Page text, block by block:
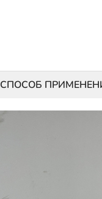
СПОСОБ